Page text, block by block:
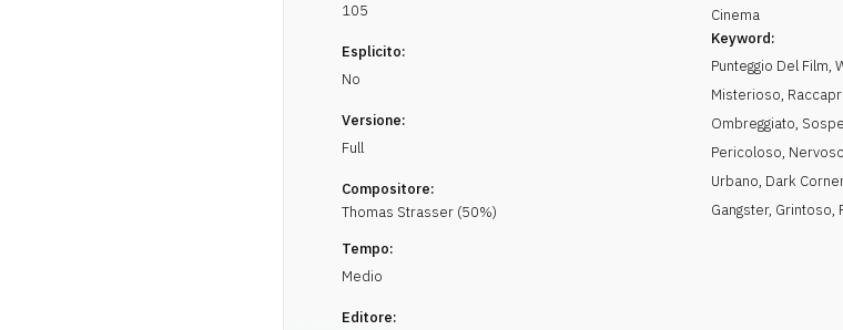
105
Esplicito:
No
Versione:
Full
Compositore:
Thomas Strasser (50%)
Tempo:
Medio
Editore:
Cinema
Keyword:
Punteggio Del Film,
Misterioso,
Ombreggiato,
Pericoloso,
Urbano, Dark
Gangster, Grintoso,